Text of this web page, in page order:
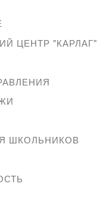
ЦЕНТР "КАРЛАГ"
ШКОЛЬНИКОВ